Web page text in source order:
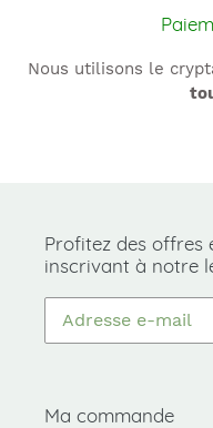
Nous utilisons le
Profitez des offres
inscrivant à notre
Ma commande